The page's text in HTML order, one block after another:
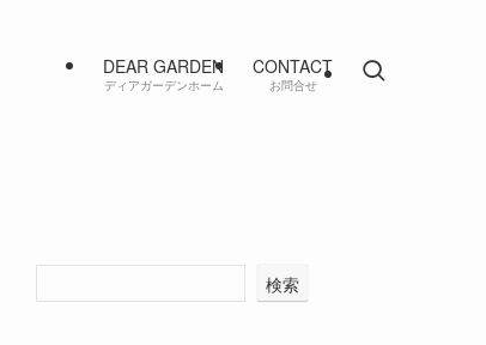
DEAR GARDEN
ディアガーデンホーム
CONTACT
お問合せ
検索